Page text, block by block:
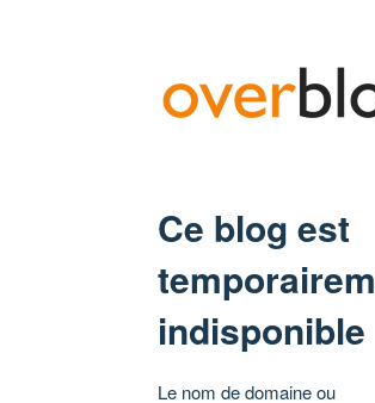
Ce blog est
indisponible
Le nom de domaine ou